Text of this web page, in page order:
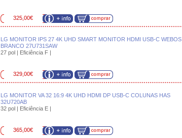
325,00€
LG MONITOR IPS 27 4K UHD SMART MONITOR HDMI USB-C WEBOS
BRANCO 27U731SAW
27 pol | Eficiência F |
329,00€
LG MONITOR VA 32 16:9 4K UHD HDMI DP USB-C COLUNAS HAS
32U720AB
32 pol | Eficiência E |
365,00€